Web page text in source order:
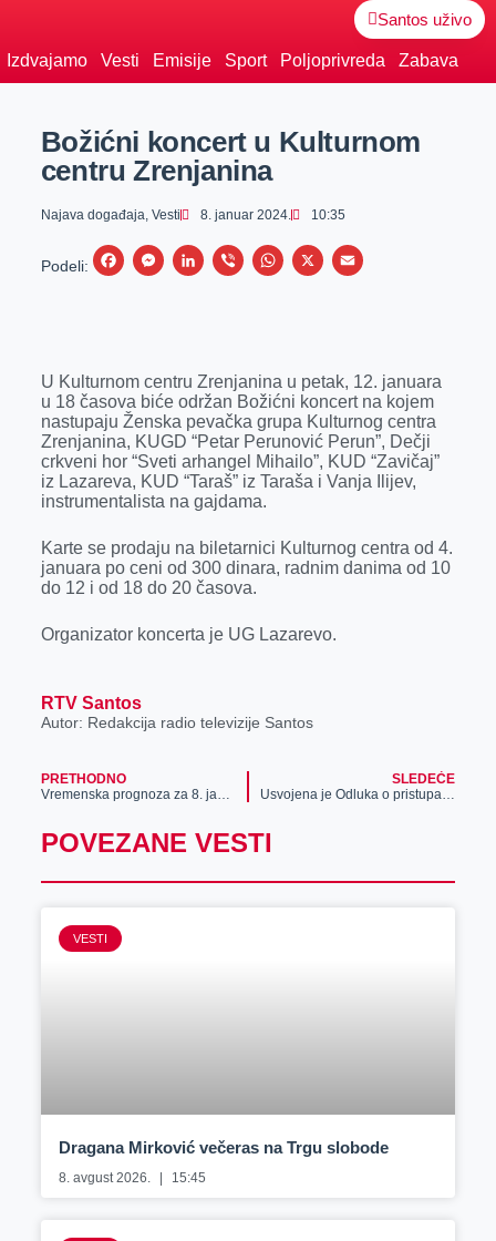
Santos uživo
Izdvajamo Vesti Emisije Sport Poljoprivreda Zabava
Božićni koncert u Kulturnom
centru Zrenjanina
Najava događaja, Vesti 8. januar 2024. 10:35
Podeli:
F
b
o
o
k
M
e
n
g
e
r
L
e
d
I
n
V
r
W
s
A
p
p
X
E
l
U Kulturnom centru Zrenjanina u petak, 12. januara
u 18 časova biće održan Božićni koncert na kojem
nastupaju Ženska pevačka grupa Kulturnog centra
Zrenjanina, KUGD “Petar Perunović Perun”, Dečji
crkveni hor “Sveti arhangel Mihailo”, KUD “Zavičaj”
iz Lazareva, KUD “Taraš” iz Taraša i Vanja Ilijev,
instrumentalista na gajdama.
Karte se prodaju na biletarnici Kulturnog centra od 4.
januara po ceni od 300 dinara, radnim danima od 10
do 12 i od 18 do 20 časova.
Organizator koncerta je UG Lazarevo.
RTV Santos
Autor: Redakcija radio televizije Santos
PRETHODNO
Vremenska prognoza za 8. januar
SLEDEĆE
Usvojena je Odluka o pristupanju izradi Lokalnog plana upravljanja otpadom grada Zrenjanina za period 2023-2033. godine, sufinansira ga Vlada Srbije
POVEZANE VESTI
VESTI
Dragana Mirković večeras na Trgu slobode
8. avgust 2026. 15:45